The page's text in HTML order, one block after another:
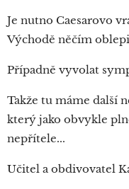
Je nutno Caesarovo
Východě něčím
Případně vyvolat
Takže tu máme další
který jako obvykle
nepřítele...
Učitel a obdivovatel